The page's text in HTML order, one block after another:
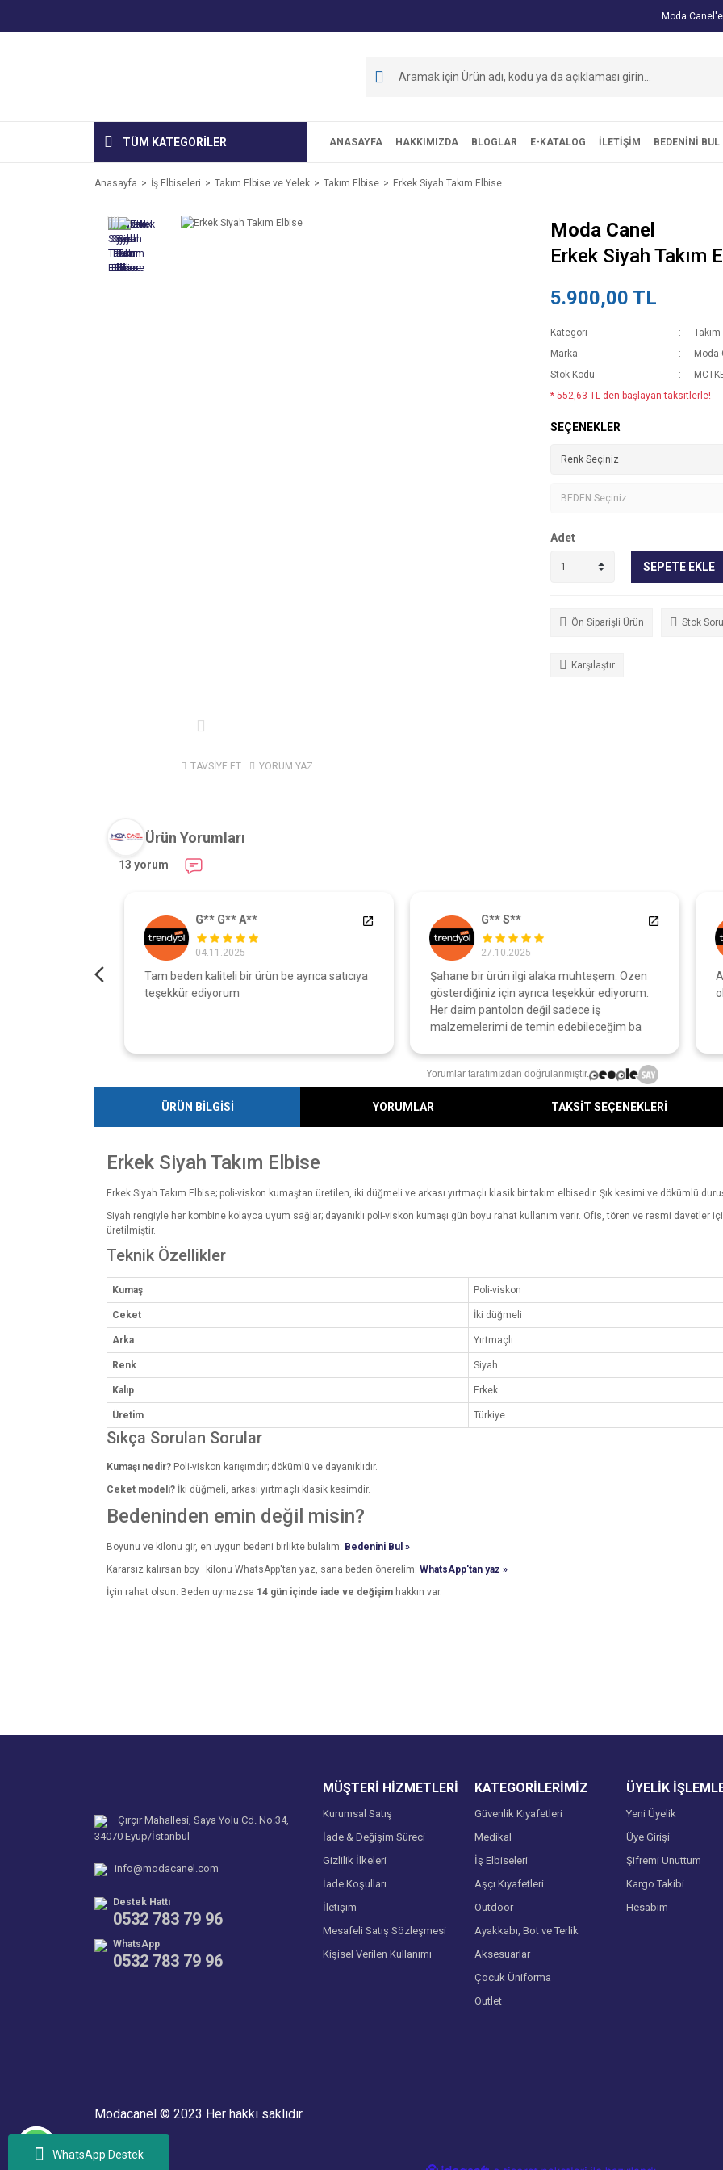
WhatsApp Destek
Moda
TÜM KATEGORİLER ANASAYFA HAKKIMIZDA BLOGLAR E-KATALOG İLETİŞİM BEDENİNİ BUL
Anasayfa İş Elbiseleri Takım Elbise ve Yelek Takım Elbise Erkek Siyah Takım Elbise
TAVSİYE ET YORUM YAZ
Moda Canel
Erkek Siyah Takım
5.900,00 TL
Kategori
Marka
Moda
Stok Kodu
* 552,63 TL den başlayan taksitlerle!
SEÇENEKLER
Adet
SEPETE EKLE
Ön Siparişli Ürün Stok
Karşılaştır
Ürün Yorumları
13 yorum
G** G** A**
04.11.2025
Tam beden kaliteli bir ürün be ayrıca satıcıya
teşekkür ediyorum
G** S**
27.10.2025
Şahane bir ürün ilgi alaka muhteşem. Özen
gösterdiğiniz için ayrıca teşekkür ediyorum.
Her daim pantolon değil sadece iş
malzemelerimi de temin edebileceğim ba
Yorumlar tarafımızdan doğrulanmıştır.
ÜRÜN BİLGİSİ YORUMLAR TAKSİT SEÇENEKLERİ
Erkek Siyah Takım Elbise
Erkek Siyah Takım Elbise; poli-viskon kumaştan üretilen, iki düğmeli ve arkası yırtmaçlı klasik bir takım elbisedir. Şık kesimi ve dökümlü
Siyah rengiyle her kombine kolayca uyum sağlar; dayanıklı poli-viskon kumaşı gün boyu rahat kullanım verir. Ofis, tören ve resmi davetler
üretilmiştir.
Teknik Özellikler
Kumaş Poli-viskon
Ceket İki düğmeli
Arka Yırtmaçlı
Renk Siyah
Kalıp Erkek
Üretim Türkiye
Sıkça Sorulan Sorular
Kumaşı nedir? Poli-viskon karışımdır; dökümlü ve dayanıklıdır.
Ceket modeli? İki düğmeli, arkası yırtmaçlı klasik kesimdir.
Bedeninden emin değil misin?
Boyunu ve kilonu gir, en uygun bedeni birlikte bulalım: Bedenini Bul »
Kararsız kalırsan boy–kilonu WhatsApp'tan yaz, sana beden önerelim: WhatsApp'tan yaz »
İçin rahat olsun: Beden uymazsa 14 gün içinde iade ve değişim hakkın var.
Çırçır Mahallesi, Saya Yolu Cd. No:34,
34070 Eyüp/İstanbul
info@modacanel.com
Destek Hattı
0532 783 79 96
WhatsApp
0532 783 79 96
MÜŞTERİ HİZMETLERİ
Kurumsal Satış
İade & Değişim Süreci
Gizlilik İlkeleri
İade Koşulları
İletişim
Mesafeli Satış Sözleşmesi
Kişisel Verilen Kullanımı
KATEGORİLERİMİZ
Güvenlik Kıyafetleri
Medikal
İş Elbiseleri
Aşçı Kıyafetleri
Outdoor
Ayakkabı, Bot ve Terlik
Aksesuarlar
Çocuk Üniforma
Outlet
ÜYELİK
Yeni Üyelik
Üye Girişi
Şifremi Unuttum
Kargo Takibi
Hesabım
Modacanel © 2023 Her hakkı saklıdır.